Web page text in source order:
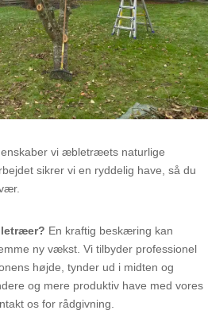
vi æbletræets naturlige
sikrer vi en ryddelig have, så du
En kraftig beskæring kan
ny vækst. Vi tilbyder professionel
højde, tynder ud i midten og
og mere produktiv have med vores
os for rådgivning.